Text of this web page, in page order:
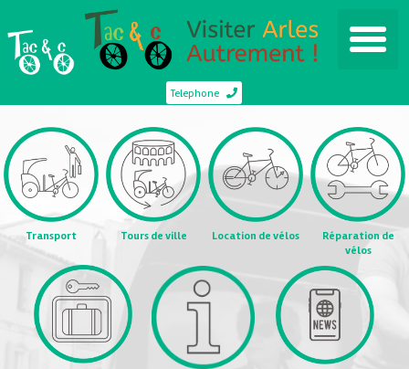
Telephone
Transport Tours de ville Location de vélos
Réparation de
vélos